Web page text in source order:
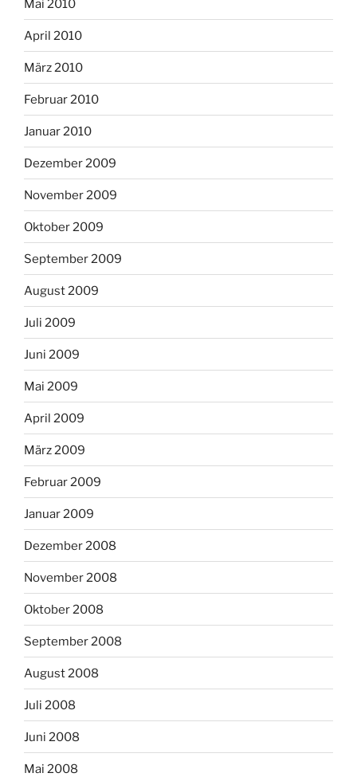
Mai 2010
April 2010
März 2010
Februar 2010
Januar 2010
Dezember 2009
November 2009
Oktober 2009
September 2009
August 2009
Juli 2009
Juni 2009
Mai 2009
April 2009
März 2009
Februar 2009
Januar 2009
Dezember 2008
November 2008
Oktober 2008
September 2008
August 2008
Juli 2008
Juni 2008
Mai 2008